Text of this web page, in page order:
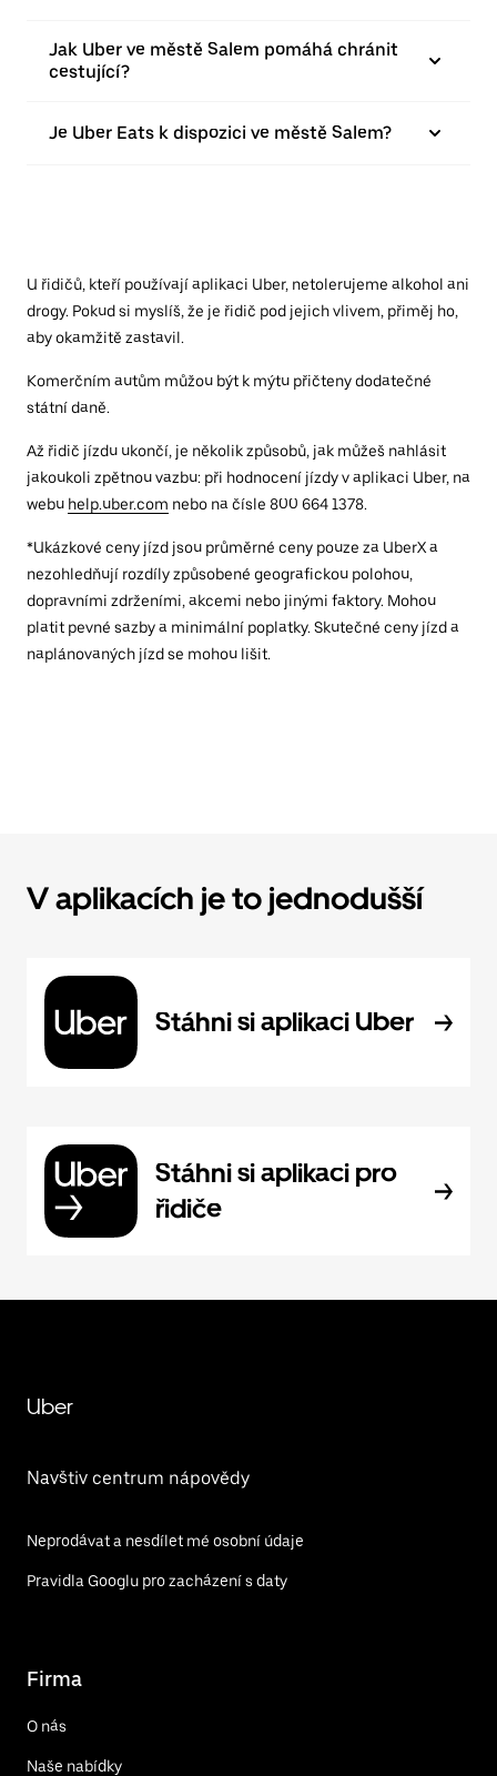
Jak Uber ve městě Salem pomáhá chránit
cestující?
Je Uber Eats k dispozici ve městě Salem?
U řidičů, kteří používají aplikaci Uber, netolerujeme alkohol ani
drogy. Pokud si myslíš, že je řidič pod jejich vlivem, přiměj ho,
aby okamžitě zastavil.
Komerčním autům můžou být k mýtu přičteny dodatečné
státní daně.
Až řidič jízdu ukončí, je několik způsobů, jak můžeš nahlásit
jakoukoli zpětnou vazbu: při hodnocení jízdy v aplikaci Uber, na
webu help.uber.com nebo na čísle 800 664 1378.
*Ukázkové ceny jízd jsou průměrné ceny pouze za UberX a
nezohledňují rozdíly způsobené geografickou polohou,
dopravními zdrženími, akcemi nebo jinými faktory. Mohou
platit pevné sazby a minimální poplatky. Skutečné ceny jízd a
naplánovaných jízd se mohou lišit.
V aplikacích je to jednodušší
Stáhni si aplikaci Uber
Stáhni si aplikaci pro
řidiče
Uber
Navštiv centrum nápovědy
Neprodávat a nesdílet mé osobní údaje
Pravidla Googlu pro zacházení s daty
Firma
O nás
Naše nabídky